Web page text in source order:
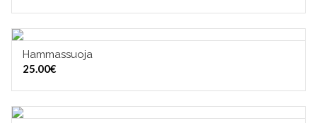
Hammassuoja
25.00€